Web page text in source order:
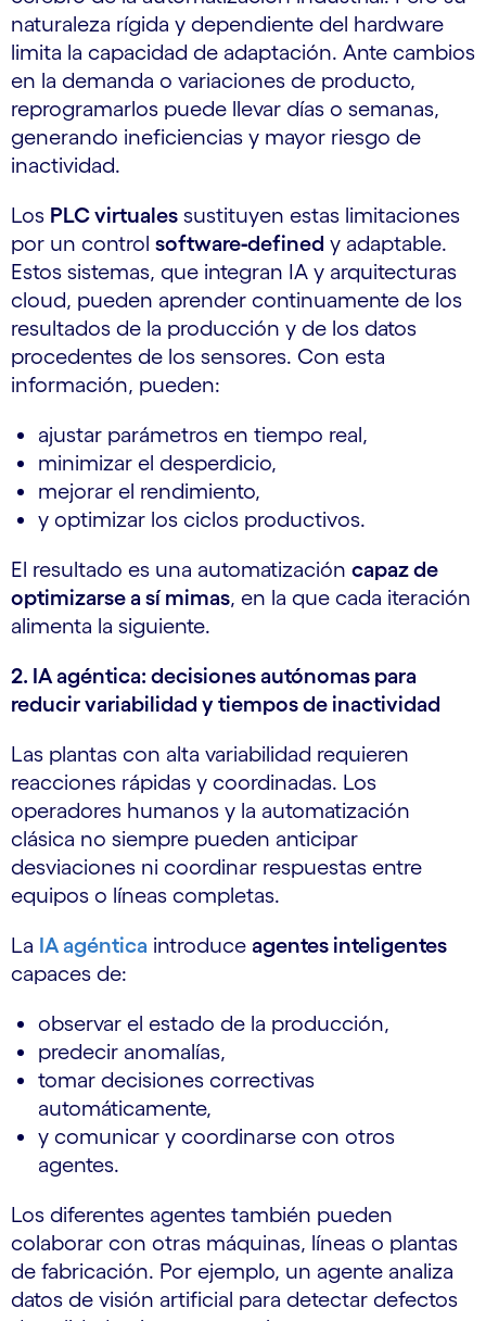
naturaleza rígida y dependiente del hardware
limita la capacidad de adaptación. Ante cambios
en la demanda o variaciones de producto,
reprogramarlos puede llevar días o semanas,
generando ineficiencias y mayor riesgo de
inactividad.
Los PLC virtuales sustituyen estas limitaciones
por un control software‑defined y adaptable.
Estos sistemas, que integran IA y arquitecturas
cloud, pueden aprender continuamente de los
resultados de la producción y de los datos
procedentes de los sensores. Con esta
información, pueden:
ajustar parámetros en tiempo real,
minimizar el desperdicio,
mejorar el rendimiento,
y optimizar los ciclos productivos.
El resultado es una automatización capaz de
optimizarse a sí mimas, en la que cada iteración
alimenta la siguiente.
2. IA agéntica: decisiones autónomas para
reducir variabilidad y tiempos de inactividad
Las plantas con alta variabilidad requieren
reacciones rápidas y coordinadas. Los
operadores humanos y la automatización
clásica no siempre pueden anticipar
desviaciones ni coordinar respuestas entre
equipos o líneas completas.
La IA agéntica introduce agentes inteligentes
capaces de:
observar el estado de la producción,
predecir anomalías,
tomar decisiones correctivas
automáticamente,
y comunicar y coordinarse con otros
agentes.
Los diferentes agentes también pueden
colaborar con otras máquinas, líneas o plantas
de fabricación. Por ejemplo, un agente analiza
datos de visión artificial para detectar defectos